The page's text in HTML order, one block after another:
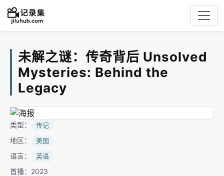
未解之谜：传奇背后 Unsolved
Mysteries: Behind the
Legacy
类型： 传记
地区： 美国
语言： 英语
首播：2023